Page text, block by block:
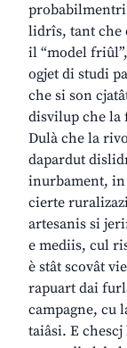
lidrîs, tant che
il “model
ogjet di studi
che si son
disvilup che la
Dulà che la
dapardut
inurbament,
cierte
artesanis si
e mediis, cul
è stât scovât
rapuart dai
campagne, cu
taiâsi. E